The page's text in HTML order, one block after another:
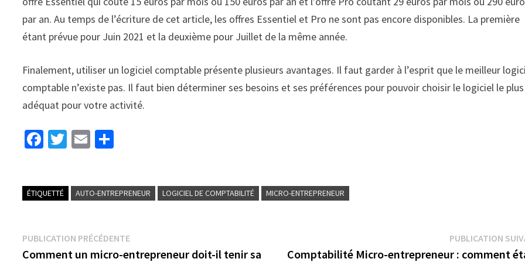
par an. Au temps de l’écriture de cet article, les offres Essentiel et Pro ne sont pas encore disponibles. La première
étant prévue pour Juin 2021 et la deuxième pour Juillet de la même année.
Finalement, utiliser un logiciel comptable présente plusieurs avantages. Il faut garder à l’esprit que le meilleur
comptable n’existe pas. Il faut bien déterminer ses besoins et ses préférences pour pouvoir choisir le logiciel le plus
adéquat pour votre activité.
Fa
o
k
T
er
E
l
ge
ÉTIQUETTÉ AUTO-ENTREPRENEUR LOGICIEL DE COMPTABILITÉ MICRO-ENTREPRENEUR
PUBLICATION PRÉCÉDENTE
Comment un micro-entrepreneur doit-il tenir sa
PUBLICATION
Comptabilité Micro-entrepreneur : comment